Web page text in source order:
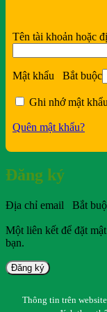
Tên tài khoản hoặc
Mật khẩu Bắt buộc
Ghi nhớ mật khẩu
Quên mật khẩu?
Đăng ký
Địa chỉ email Bắt
Một liên kết để đặt
bạn.
Đăng ký
Thông tin trên